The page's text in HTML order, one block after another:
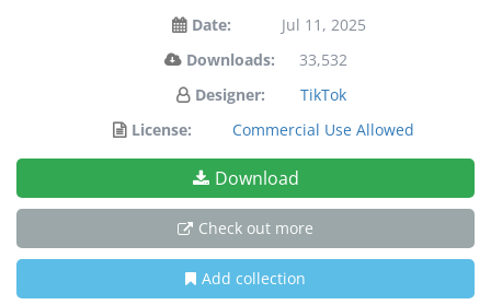
Date:
Jul 11, 2025
Downloads:
33,532
Designer:
TikTok
License:
Commercial Use Allowed
Download
Check out more
Add collection